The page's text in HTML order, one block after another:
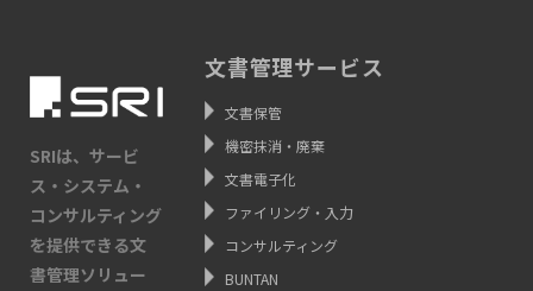
SRIは、サービ
ス・システム・
コンサルティング
を提供できる文
書管理ソリュー
文書管理サービス
文書保管
機密抹消・廃棄
文書電子化
ファイリング・入力
コンサルティング
BUNTAN